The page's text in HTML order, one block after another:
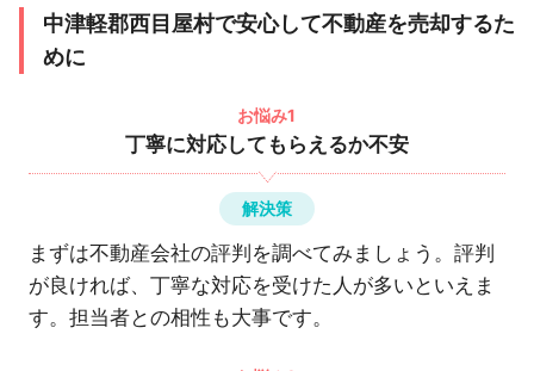
中津軽郡西目屋村で安心して不動産を売却するた
めに
お悩み1
丁寧に対応してもらえるか不安
解決策
まずは不動産会社の評判を調べてみましょう。評判
が良ければ、丁寧な対応を受けた人が多いといえま
す。担当者との相性も大事です。